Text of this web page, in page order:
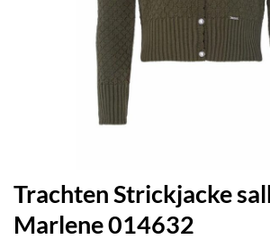
Trachten Strickjacke
Marlene 014632